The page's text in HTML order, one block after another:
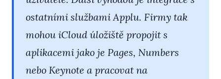
ostatními službami Applu. Firmy tak
mohou iCloud úložiště propojit s
aplikacemi jako je Pages, Numbers
nebo Keynote a pracovat na